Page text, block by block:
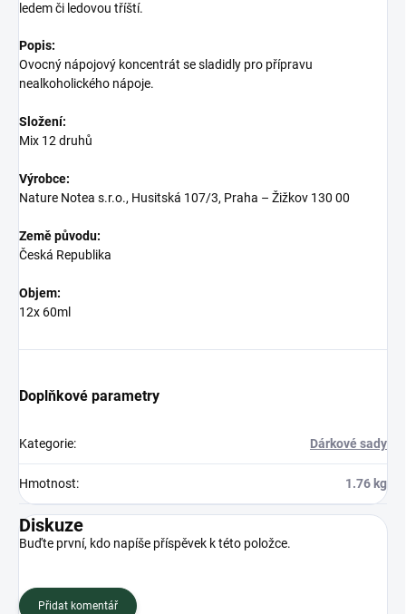
ledem či ledovou tříští.
Popis:
Ovocný nápojový koncentrát se sladidly pro přípravu
nealkoholického nápoje.
Složení:
Mix 12 druhů
Výrobce:
Nature Notea s.r.o., Husitská 107/3, Praha – Žižkov 130 00
Země původu:
Česká Republika
Objem:
12x 60ml
Doplňkové parametry
Kategorie: Dárkové sady
Hmotnost: 1.76 kg
Diskuze
Buďte první, kdo napíše příspěvek k této položce.
Přidat komentář